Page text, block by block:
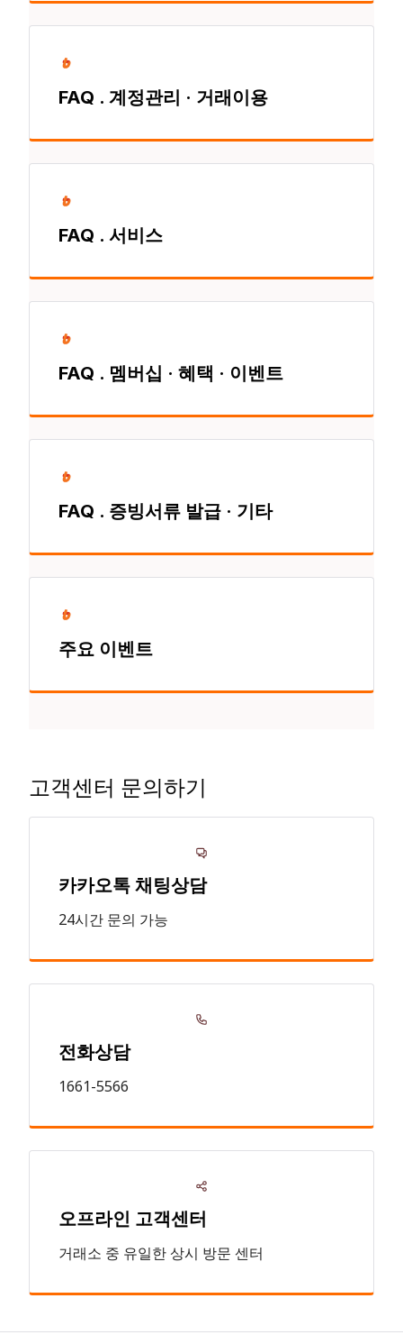
FAQ . 계정관리 · 거래이용
FAQ . 서비스
FAQ . 멤버십 · 혜택 · 이벤트
FAQ . 증빙서류 발급 · 기타
주요 이벤트
고객센터 문의하기
카카오톡 채팅상담
24시간 문의 가능
전화상담
1661-5566
오프라인 고객센터
거래소 중 유일한 상시 방문 센터